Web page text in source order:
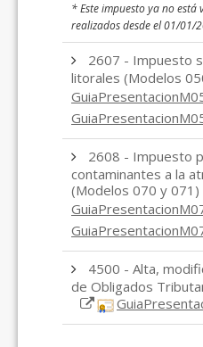
* Este impuesto ya no está
realizados desde el 01/01/
2607 - Impuesto
litorales (Modelos
2608 - Impuesto
contaminantes a la
(Modelos 070 y 071)
4500 - Alta,
de Obligados